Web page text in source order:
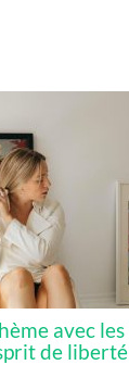
avec
de